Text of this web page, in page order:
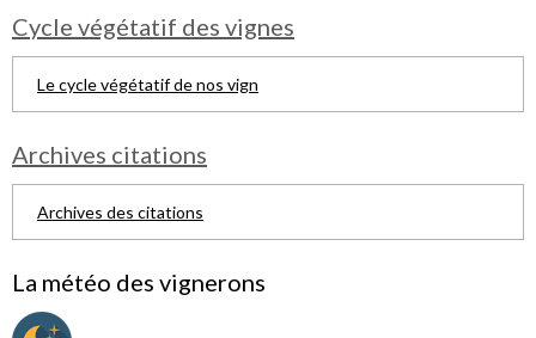
Cycle végétatif des vignes
Le cycle végétatif de nos vign
Archives citations
Archives des citations
La météo des vignerons